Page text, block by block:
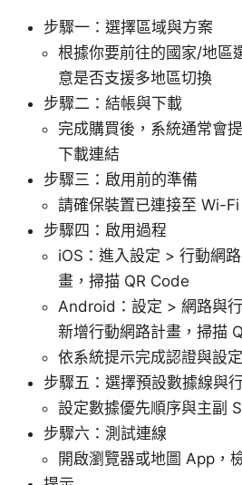
步驟一：選擇區域與方案
根據你要前往的國家/地區
意是否支援多地區切換
步驟二：結帳與下載
完成購買後，系統通常會
下載連結
步驟三：啟用前的準備
請確保裝置已連接至 Wi-
步驟四：啟用過程
iOS：進入設定 > 行動網
畫，掃描 QR Code
Android：設定 > 網路與
新增行動網路計畫，掃描
依系統提示完成認證與設定
步驟五：選擇預設數據線與
設定數據優先順序與主副
步驟六：測試連線
開啟瀏覽器或地圖 App，